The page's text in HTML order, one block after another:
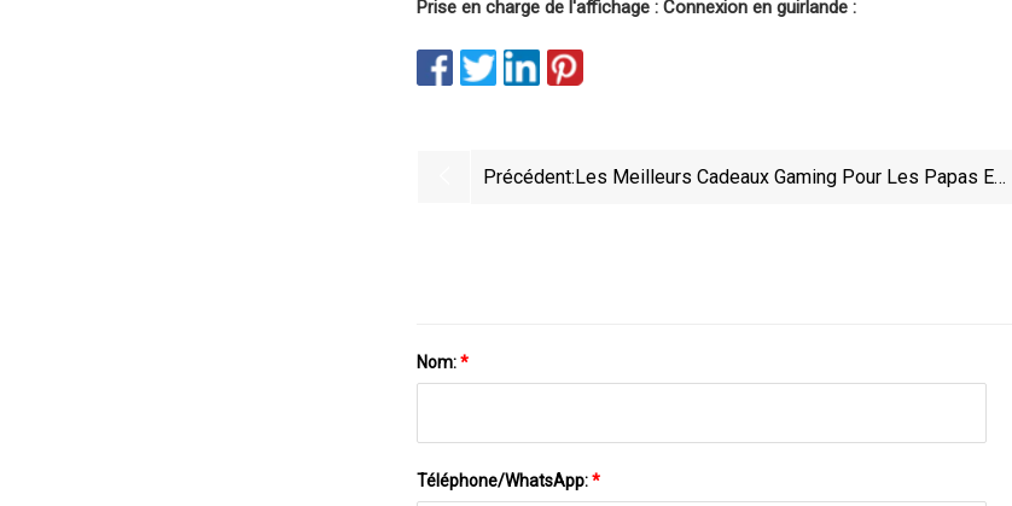
Prise en charge de l'affichage : Connexion en guirlande :
Précédent:Les Meilleurs Cadeaux Gaming Pour Les Papas En
Nom:*
Téléphone/WhatsApp:*